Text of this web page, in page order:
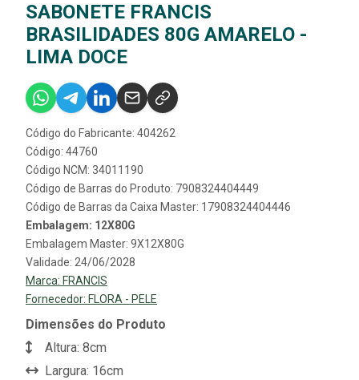
SABONETE FRANCIS
BRASILIDADES 80G AMARELO -
LIMA DOCE
Código do Fabricante: 404262
Código: 44760
Código NCM: 34011190
Código de Barras do Produto: 7908324404449
Código de Barras da Caixa Master: 17908324404446
Embalagem: 12X80G
Embalagem Master: 9X12X80G
Validade: 24/06/2028
Marca: FRANCIS
Fornecedor: FLORA - PELE
Dimensões do Produto
Altura: 8cm
Largura: 16cm